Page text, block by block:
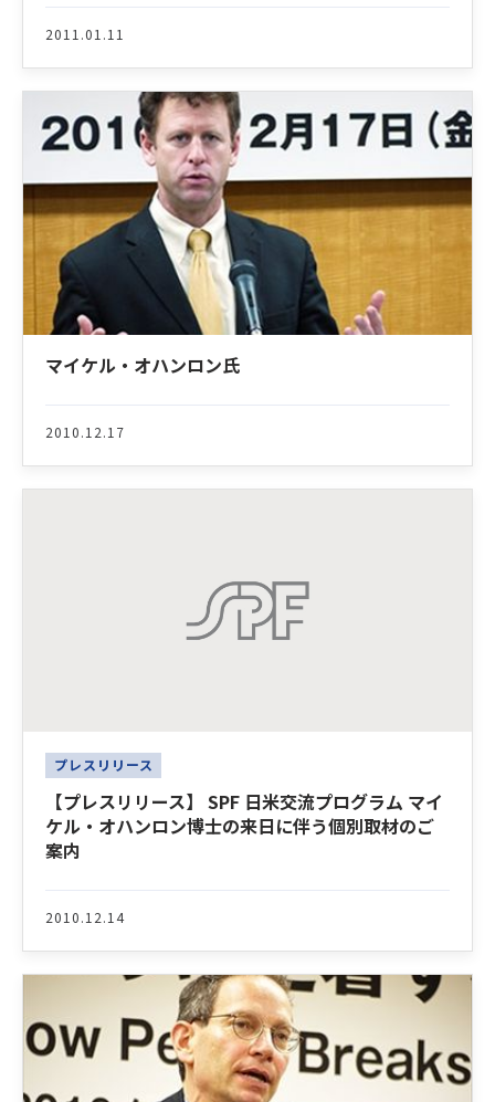
2011.01.11
マイケル・オハンロン氏
2010.12.17
プレスリリース
【プレスリリース】 SPF 日米交流プログラム マイ
ケル・オハンロン博士の来日に伴う個別取材のご
案内
2010.12.14